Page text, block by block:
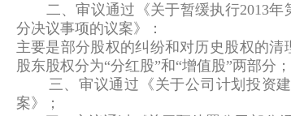
二、审议通过《关于暂缓执行2013年
分决议事项的议案》：
主要是部分股权的纠纷和对历史股权的
股东股权分为“分红股”和“增值股”两部分；
三、审议通过《关于公司计划投资建
案》；